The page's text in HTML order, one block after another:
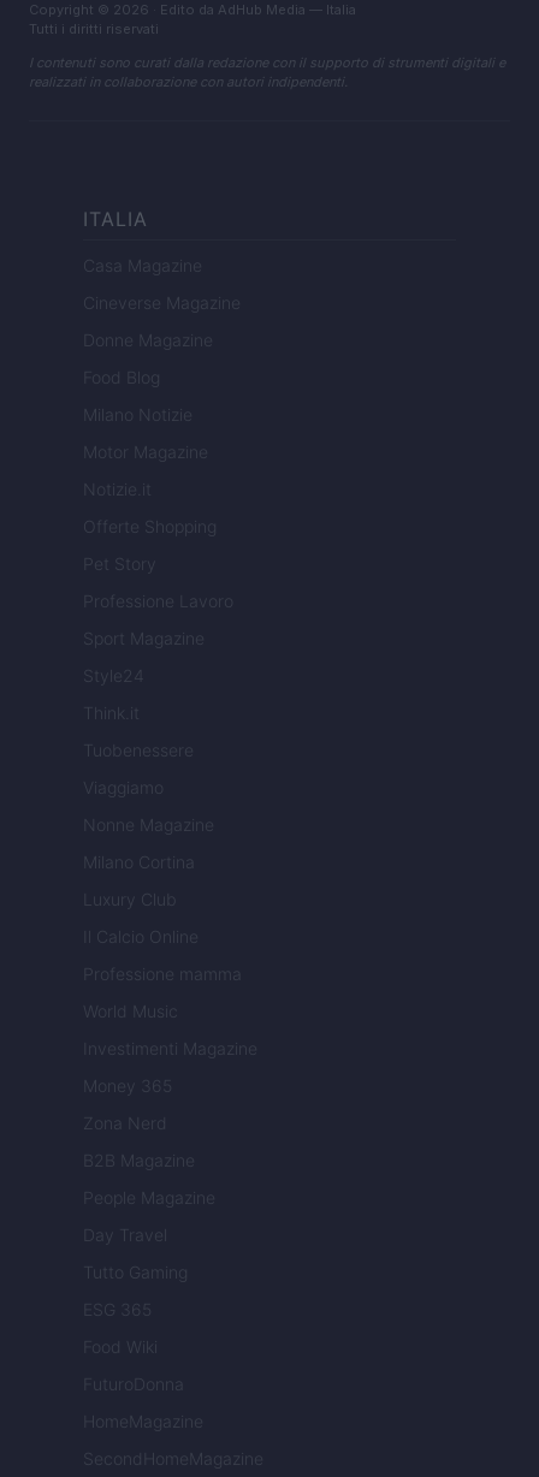
Copyright © 2026 · Edito da AdHub Media — Italia
Tutti i diritti riservati
I contenuti sono curati dalla redazione con il supporto di strumenti digitali e
realizzati in collaborazione con autori indipendenti.
ITALIA
Casa Magazine
Cineverse Magazine
Donne Magazine
Food Blog
Milano Notizie
Motor Magazine
Notizie.it
Offerte Shopping
Pet Story
Professione Lavoro
Sport Magazine
Style24
Think.it
Tuobenessere
Viaggiamo
Nonne Magazine
Milano Cortina
Luxury Club
Il Calcio Online
Professione mamma
World Music
Investimenti Magazine
Money 365
Zona Nerd
B2B Magazine
People Magazine
Day Travel
Tutto Gaming
ESG 365
Food Wiki
FuturoDonna
HomeMagazine
SecondHomeMagazine